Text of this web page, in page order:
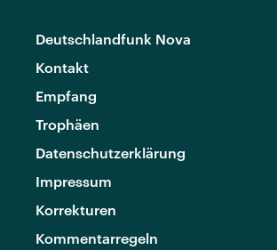
Deutschlandfunk Nova
Kontakt
Empfang
Trophäen
Datenschutzerklärung
Impressum
Korrekturen
Kommentarregeln